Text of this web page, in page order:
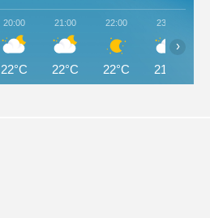
20:00
22°C
21:00
22°C
22:00
22°C
23:00
21°C
›